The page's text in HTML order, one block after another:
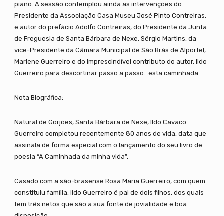
piano. A sessão contemplou ainda as intervenções do
Presidente da Associação Casa Museu José Pinto Contreiras,
e autor do prefácio Adolfo Contreiras, do Presidente da Junta
de Freguesia de Santa Bárbara de Nexe, Sérgio Martins, da
vice-Presidente da Câmara Municipal de São Brás de Alportel,
Marlene Guerreiro e do imprescindível contributo do autor, Ildo
Guerreiro para descortinar passo a passo…esta caminhada.
Nota Biográfica:
Natural de Gorjões, Santa Bárbara de Nexe, Ildo Cavaco
Guerreiro completou recentemente 80 anos de vida, data que
assinala de forma especial com o lançamento do seu livro de
poesia “A Caminhada da minha vida”.
Casado com a são-brasense Rosa Maria Guerreiro, com quem
constituiu família, Ildo Guerreiro é pai de dois filhos, dos quais
tem três netos que são a sua fonte de jovialidade e boa